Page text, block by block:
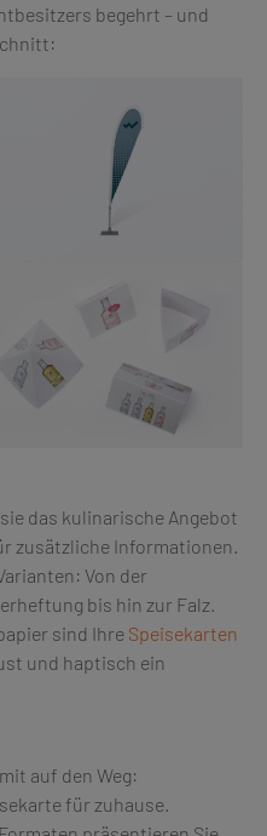
begehrt – und
das kulinarische Angebot
zusätzliche Informationen.
Von der
bis hin zur Falz.
sind Ihre Speisekarten
und haptisch ein
auf den Weg:
für zuhause.